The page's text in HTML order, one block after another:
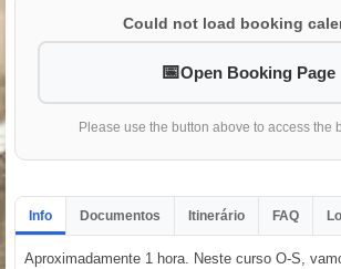
Could not load booking
Open Booking Page
Please use the button above to access the
Info Documentos Itinerário FAQ
Aproximadamente 1 hora. Neste curso O-S,